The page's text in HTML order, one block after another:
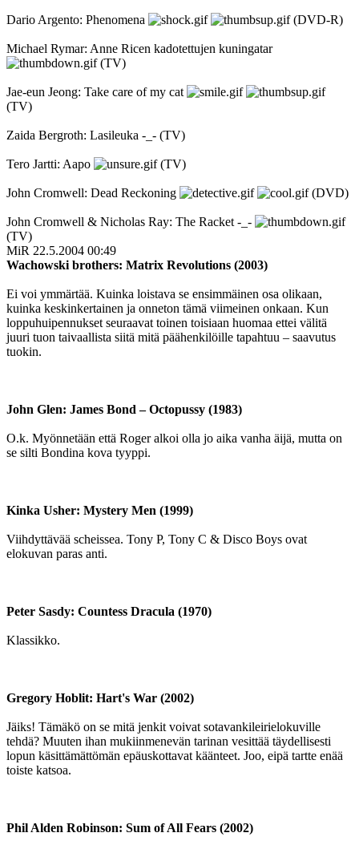
Dario Argento: Phenomena (DVD-R)
Michael Rymar: Anne Ricen kadotettujen kuningatar
(TV)
Jae-eun Jeong: Take care of my cat
(TV)
Zaida Bergroth: Lasileuka -_- (TV)
Tero Jartti: Aapo (TV)
John Cromwell: Dead Reckoning (DVD)
John Cromwell & Nicholas Ray: The Racket -_-
(TV)
MiR 22.5.2004 00:49
Wachowski brothers: Matrix Revolutions (2003)
Ei voi ymmärtää. Kuinka loistava se ensimmäinen osa olikaan,
kuinka keskinkertainen ja onneton tämä viimeinen onkaan. Kun
loppuhuipennukset seuraavat toinen toisiaan huomaa ettei välitä
juuri tuon taivaallista siitä mitä päähenkilöille tapahtuu – saavutus
tuokin.
John Glen: James Bond – Octopussy (1983)
O.k. Myönnetään että Roger alkoi olla jo aika vanha äijä, mutta on
se silti Bondina kova tyyppi.
Kinka Usher: Mystery Men (1999)
Viihdyttävää scheissea. Tony P, Tony C & Disco Boys ovat
elokuvan paras anti.
Peter Sasdy: Countess Dracula (1970)
Klassikko.
Gregory Hoblit: Hart's War (2002)
Jäiks! Tämäkö on se mitä jenkit voivat sotavankileirielokuville
tehdä? Muuten ihan mukiinmenevän tarinan vesittää täydellisesti
lopun käsittämättömän epäuskottavat käänteet. Joo, eipä tartte enää
toiste katsoa.
Phil Alden Robinson: Sum of All Fears (2002)